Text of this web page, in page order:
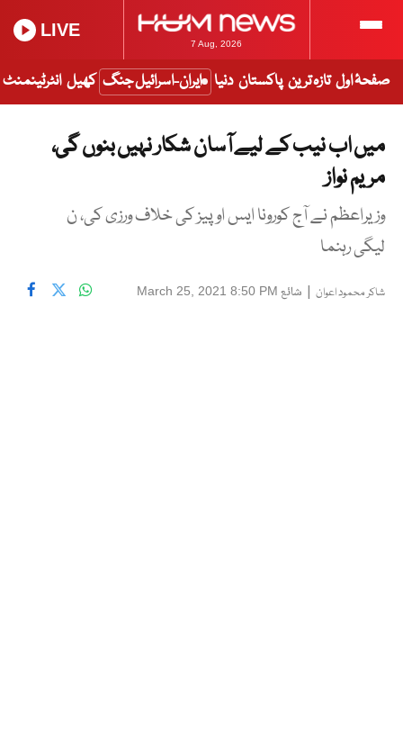
7 Aug, 2026
LIVE
صفحۂ اول تازہ ترین پاکستان دنیا ایران-اسرائیل جنگ کھیل انٹرٹینمنٹ
میں اب نیب کے لیے آسان شکار نہیں بنوں گی،
مریم نواز
وزیراعظم نے آج کورونا ایس او پیز کی خلاف ورزی کی، ن
لیگی رہنما
شاکر محمود اعوان | شائع March 25, 2021 8:50 PM